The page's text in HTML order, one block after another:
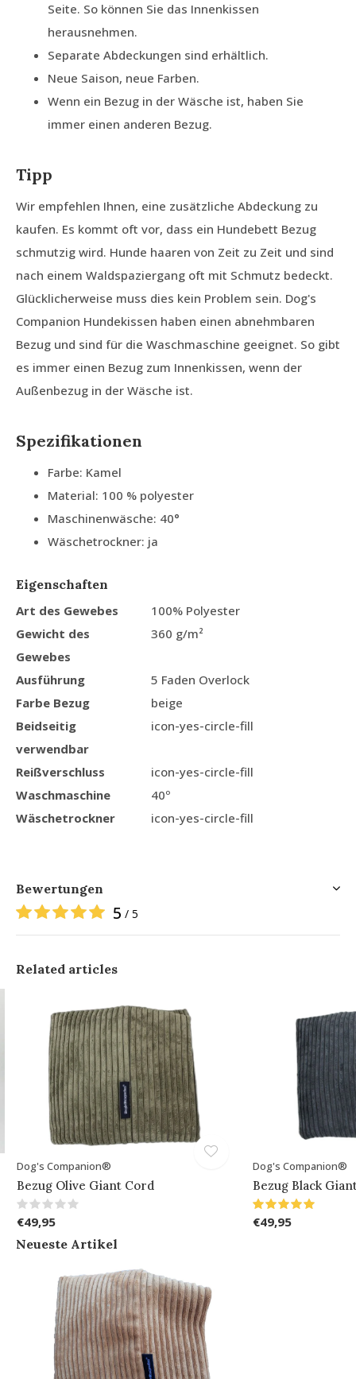
Seite. So können Sie das Innenkissen
herausnehmen.
Separate Abdeckungen sind erhältlich.
Neue Saison, neue Farben.
Wenn ein Bezug in der Wäsche ist, haben Sie
immer einen anderen Bezug.
Tipp
Wir empfehlen Ihnen, eine zusätzliche Abdeckung zu
kaufen. Es kommt oft vor, dass ein Hundebett Bezug
schmutzig wird. Hunde haaren von Zeit zu Zeit und sind
nach einem Waldspaziergang oft mit Schmutz bedeckt.
Glücklicherweise muss dies kein Problem sein. Dog's
Companion Hundekissen haben einen abnehmbaren
Bezug und sind für die Waschmaschine geeignet. So gibt
es immer einen Bezug zum Innenkissen, wenn der
Außenbezug in der Wäsche ist.
Spezifikationen
Farbe: Kamel
Material: 100 % polyester
Maschinenwäsche: 40°
Wäschetrockner: ja
Eigenschaften
Art des Gewebes
100% Polyester
Gewicht des
Gewebes
360 g/m²
Ausführung
5 Faden Overlock
Farbe Bezug
beige
Beidseitig
verwendbar
icon-yes-circle-fill
Reißverschluss
icon-yes-circle-fill
Waschmaschine
40º
Wäschetrockner
icon-yes-circle-fill
Bewertungen
5 / 5
Related articles
Dog's Companion®
Bezug Olive Giant Cord
€49,95
Dog's Companion®
Bezug Black
€49,95
Neueste Artikel